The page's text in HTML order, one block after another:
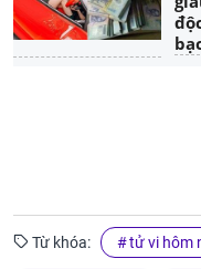
Từ khóa: tử vi hôm